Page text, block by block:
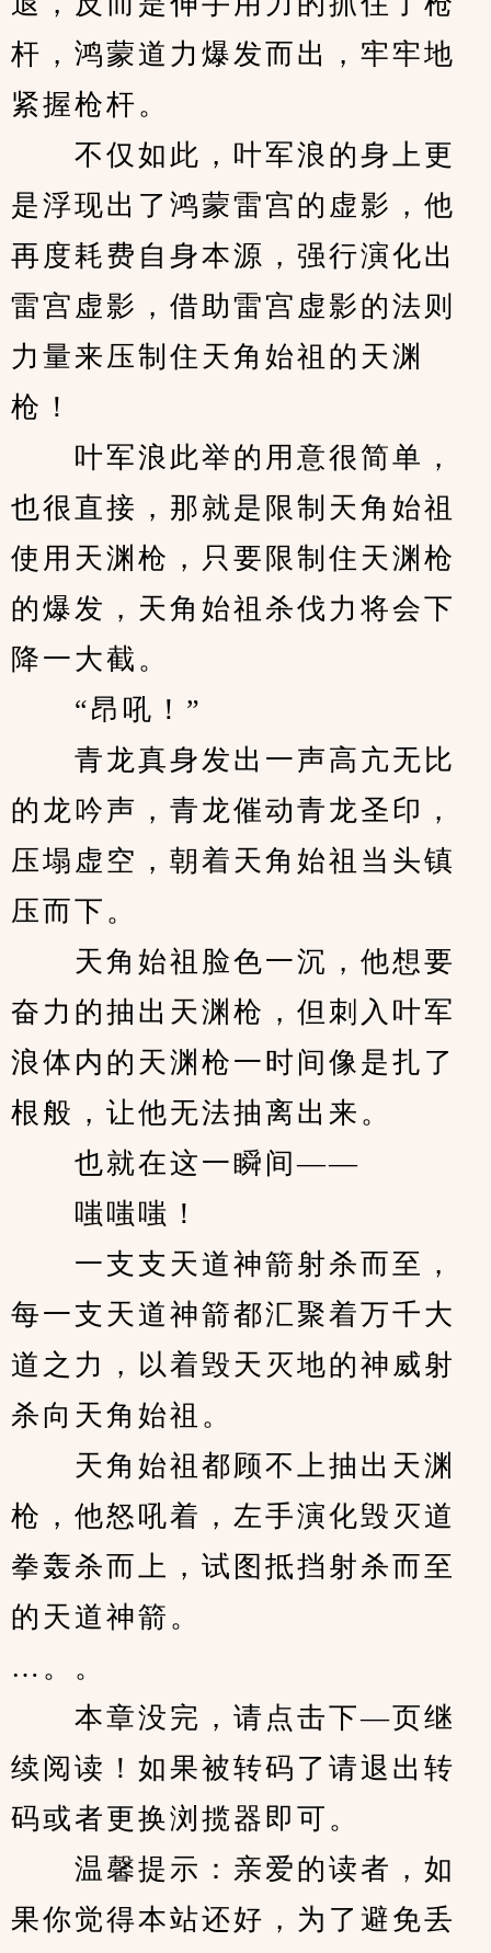
杆，鸿蒙道力爆发而出，牢牢地
紧握枪杆。
不仅如此，叶军浪的身上更
是浮现出了鸿蒙雷宫的虚影，他
再度耗费自身本源，强行演化出
雷宫虚影，借助雷宫虚影的法则
力量来压制住天角始祖的天渊
枪！
叶军浪此举的用意很简单，
也很直接，那就是限制天角始祖
使用天渊枪，只要限制住天渊枪
的爆发，天角始祖杀伐力将会下
降一大截。
“昂吼！”
青龙真身发出一声高亢无比
的龙吟声，青龙催动青龙圣印，
压塌虚空，朝着天角始祖当头镇
压而下。
天角始祖脸色一沉，他想要
奋力的抽出天渊枪，但刺入叶军
浪体内的天渊枪一时间像是扎了
根般，让他无法抽离出来。
也就在这一瞬间——
嗤嗤嗤！
一支支天道神箭射杀而至，
每一支天道神箭都汇聚着万千大
道之力，以着毁天灭地的神威射
杀向天角始祖。
天角始祖都顾不上抽出天渊
枪，他怒吼着，左手演化毁灭道
拳轰杀而上，试图抵挡射杀而至
的天道神箭。
…。。
本章没完，请点击下—页继
续阅读！如果被转码了请退出转
码或者更换浏揽器即可。
温馨提示：亲爱的读者，如
果你觉得本站还好，为了避免丢